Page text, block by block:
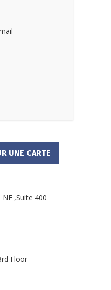
UNE CARTE
NE ,Suite 400
Floor